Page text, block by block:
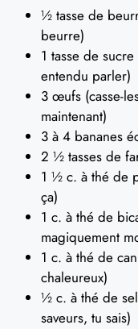
½ tasse de
beurre)
1 tasse de
entendu parler)
3 œufs (casse-
maintenant)
3 à 4 bananes
2 ½ tasses de
1 ½ c. à thé de
ça)
1 c. à thé de
magiquement
1 c. à thé de
chaleureux)
½ c. à thé de
saveurs, tu sais)